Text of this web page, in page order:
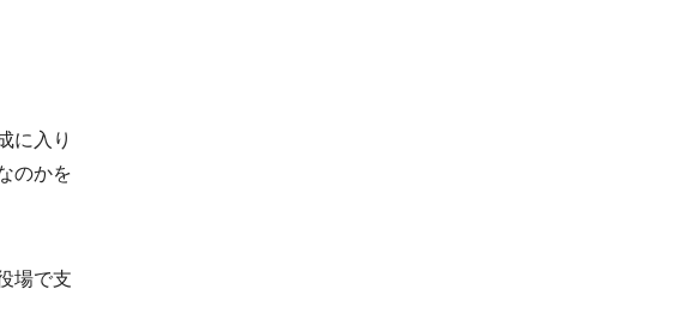
に入り
のかを
場で支